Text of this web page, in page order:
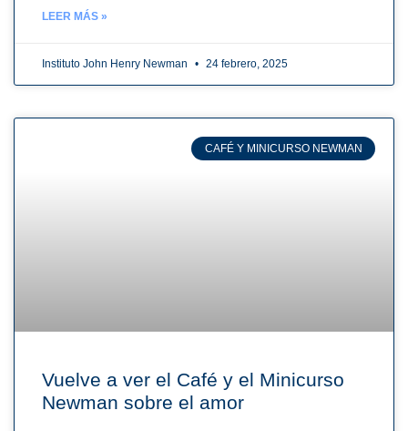
LEER MÁS »
Instituto John Henry Newman 24 febrero, 2025
CAFÉ Y MINICURSO NEWMAN
Vuelve a ver el Café y el Minicurso
Newman sobre el amor